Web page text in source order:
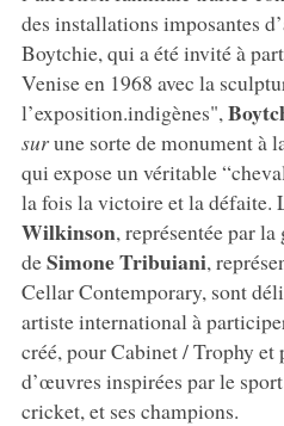
des installations imposantes
Boytchie, qui a été invité à
Venise en 1968 avec la
l’exposition.indigènes",
surune sorte de monument à
qui expose un véritable
la fois la victoire et la défaite.
Wilkinson, représentée par
deSimone Tribuiani,
Cellar Contemporary, sont
artiste international à
créé, pour Cabinet / Trophy et
d’œuvres inspirées par le
cricket, et ses champions.